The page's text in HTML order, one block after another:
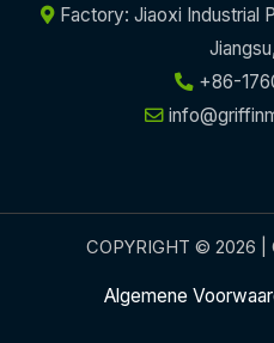
Factory: Jiaoxi Industrial
+86-
COPYRIGHT © 2026 |
Algemene